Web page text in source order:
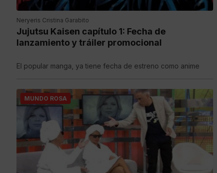
Neryeris Cristina Garabito
Jujutsu Kaisen capítulo 1: Fecha de
lanzamiento y tráiler promocional
El popular manga, ya tiene fecha de estreno como anime
MUNDO ROSA